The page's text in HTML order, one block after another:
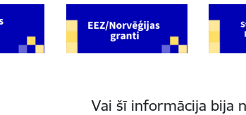
Vai šī informācija bija